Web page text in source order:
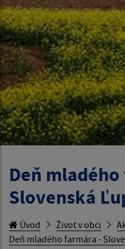
Deň
Slovenská
Úvod Život v obci
Deň mladého farmára -